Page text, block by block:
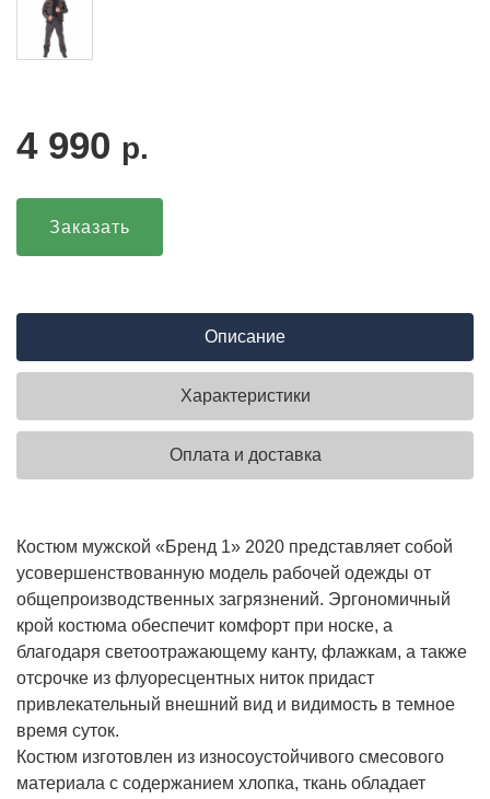
4 990 р.
Заказать
Описание
Характеристики
Оплата и доставка
Костюм мужской «Бренд 1» 2020 представляет собой
усовершенствованную модель рабочей одежды от
общепроизводственных загрязнений. Эргономичный
крой костюма обеспечит комфорт при носке, а
благодаря светоотражающему канту, флажкам, а также
отсрочке из флуоресцентных ниток придаст
привлекательный внешний вид и видимость в темное
время суток.
Костюм изготовлен из износоустойчивого смесового
материала с содержанием хлопка, ткань обладает